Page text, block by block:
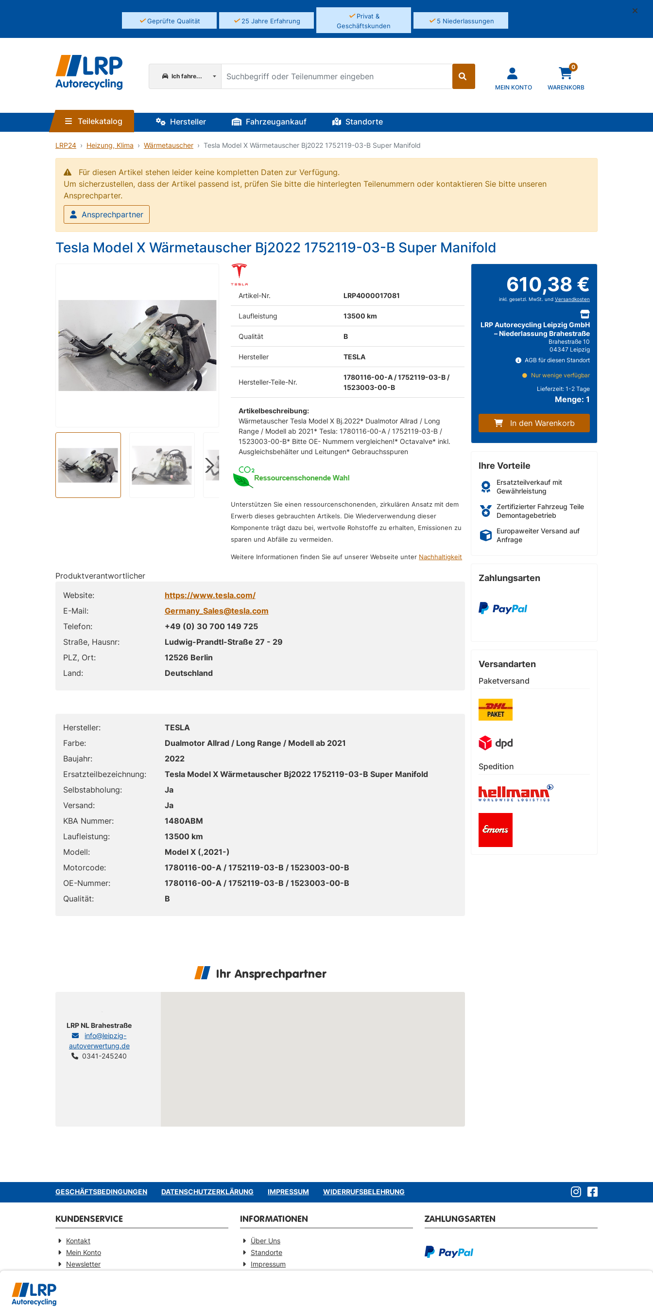
✓Geprüfte Qualität ✓25 Jahre Erfahrung
✓Privat &
Geschäftskunden
✓5 Niederlassungen
Ich fahre...
MEIN KONTO
0
WARENKORB
Teilekatalog Hersteller Fahrzeugankauf Standorte
LRP24 Heizung, Klima Wärmetauscher Tesla Model X Wärmetauscher Bj2022 1752119-03-B Super Manifold
Für diesen Artikel stehen leider keine kompletten Daten zur Verfügung.
Um sicherzustellen, dass der Artikel passend ist, prüfen Sie bitte die hinterlegten Teilenummern oder kontaktieren Sie bitte unseren
Ansprechparter.
Ansprechpartner
Tesla Model X Wärmetauscher Bj2022 1752119-03-B Super Manifold
Artikel-Nr. LRP4000017081
Laufleistung 13500 km
Qualität B
Hersteller TESLA
Hersteller-Teile-Nr.
1780116-00-A / 1752119-03-B /
1523003-00-B
Artikelbeschreibung:
Wärmetauscher Tesla Model X Bj.2022* Dualmotor Allrad / Long
Range / Modell ab 2021* Tesla: 1780116-00-A / 1752119-03-B /
1523003-00-B* Bitte OE- Nummern vergleichen!* Octavalve* inkl.
Ausgleichsbehälter und Leitungen* Gebrauchsspuren
Unterstützen Sie einen ressourcenschonenden, zirkulären Ansatz mit dem
Erwerb dieses gebrauchten Artikels. Die Wiederverwendung dieser
Komponente trägt dazu bei, wertvolle Rohstoffe zu erhalten, Emissionen zu
sparen und Abfälle zu vermeiden.
Weitere Informationen finden Sie auf unserer Webseite unter Nachhaltigkeit
Produktverantwortlicher
Website:
https://www.tesla.com/
E-Mail:
Germany_Sales@tesla.com
Telefon:
+49 (0) 30 700 149 725
Straße, Hausnr:
Ludwig-Prandtl-Straße 27 - 29
PLZ, Ort:
12526 Berlin
Land:
Deutschland
Hersteller:
TESLA
Farbe:
Dualmotor Allrad / Long Range / Modell ab 2021
Baujahr:
2022
Ersatzteilbezeichnung:
Tesla Model X Wärmetauscher Bj2022 1752119-03-B Super Manifold
Selbstabholung:
Ja
Versand:
Ja
KBA Nummer:
1480ABM
Laufleistung:
13500 km
Modell:
Model X (,2021-)
Motorcode:
1780116-00-A / 1752119-03-B / 1523003-00-B
OE-Nummer:
1780116-00-A / 1752119-03-B / 1523003-00-B
Qualität:
B
Ihr Ansprechpartner
LRP NL Brahestraße
info@leipzig-
autoverwertung.de
0341-245240
610,38 €
inkl. gesetzl. MwSt. und Versandkosten
LRP Autorecycling Leipzig GmbH
– Niederlassung Brahestraße
Brahestraße 10
04347 Leipzig
AGB für diesen Standort
Nur wenige verfügbar
Lieferzeit: 1-2 Tage
Menge: 1
In den Warenkorb
Ihre Vorteile
Ersatzteilverkauf mit
Gewährleistung
Zertifizierter Fahrzeug Teile
Demontagebetrieb
Europaweiter Versand auf
Anfrage
Zahlungsarten
Versandarten
Paketversand
Spedition
GESCHÄFTSBEDINGUNGEN DATENSCHUTZERKLÄRUNG IMPRESSUM WIDERRUFSBELEHRUNG
KUNDENSERVICE
Kontakt
Mein Konto
Newsletter
INFORMATIONEN
Über Uns
Standorte
Impressum
ZAHLUNGSARTEN